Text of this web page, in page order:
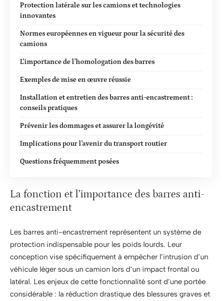
Protection latérale sur les camions et technologies
innovantes
Normes européennes en vigueur pour la sécurité des
camions
L’importance de l’homologation des barres
Exemples de mise en œuvre réussie
Installation et entretien des barres anti-encastrement :
conseils pratiques
Prévenir les dommages et assurer la longévité
Implications pour l’avenir du transport routier
Questions fréquemment posées
La fonction et l’importance des barres anti-
encastrement
Les barres anti-encastrement représentent un système de
protection indispensable pour les poids lourds. Leur
conception vise spécifiquement à empêcher l’intrusion d’un
véhicule léger sous un camion lors d’un impact frontal ou
latéral. Les enjeux de cette fonctionnalité sont d’une portée
considérable : la réduction drastique des blessures graves et